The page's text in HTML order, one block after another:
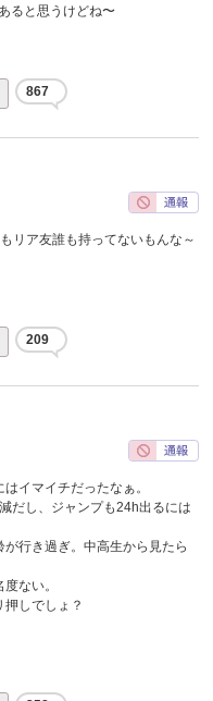
ると思うけどね〜
867
リア友誰も持ってないもんな～
209
イマイチだったなぁ。
だし、ジャンプも24h出るには
行き過ぎ。中高生から見たら
ない。
しでしょ？